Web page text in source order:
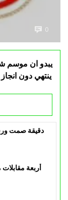
0
يبدو ان موسم
ينتهي دون
دقيقة صمت